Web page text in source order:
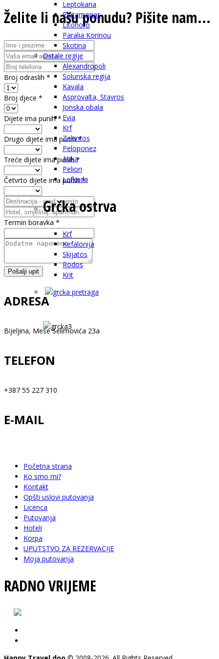
Leptokaria
Platamonas
Litohoro
Paralia Korinou
Skotina
Ostale regije
Alexandropoli
Solunska regija
Kavala
Asprovalta, Stavros
Jonska obala
Evia
Krf
Zakintos
Peloponez
Atika
Pelion
Lefkada
Grčka ostrva
Krf
Kefalonija
Skijatos
Rodos
Krit
Želite li našu ponudu? Pišite nam...
Broj odraslih *
Broj djece *
Dijete ima punih*
Drugo dijete ima punih*
Treće dijete ima punih*
Četvrto dijete ima punih*
Termin boravka *
Pošalji upit
ADRESA
Bijeljina, Meše Selimovića 23a
TELEFON
+387 55 227 310
E-MAIL
Početna strana
Ko smo mi?
Kontakt
Opšti uslovi putovanja
Licenca
Putovanja
Hoteli
Korpa
UPUTSTVO ZA REZERVACIJE
Moja putovanja
RADNO VRIJEME